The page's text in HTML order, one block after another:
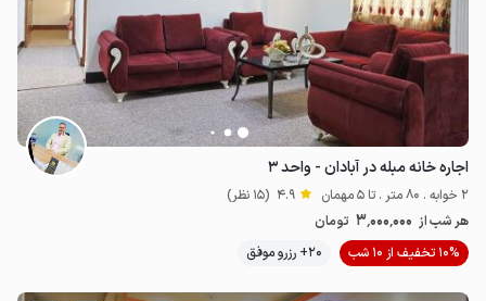
اجاره خانه مبله در آبادان - واحد ۳
2 خوابه . 80 متر . تا 5 مهمان 4.9 (15 نظر)
هر شب از 3٬000٬000 تومان
10% تخفیف از 10 شب
20+ رزرو موفق